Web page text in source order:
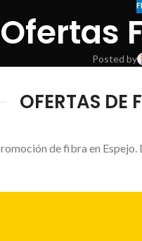
Ofertas
Posted by
OFERTAS
de fibra en